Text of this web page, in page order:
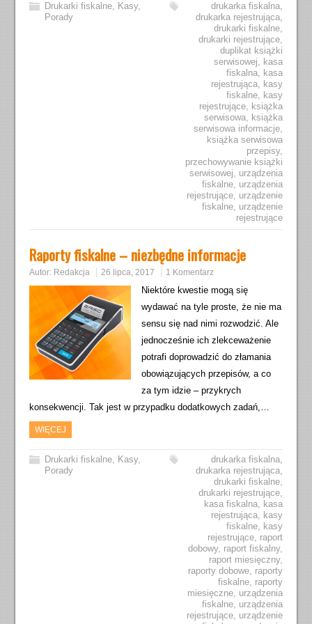
Drukarki fiskalne, Kasy,
Porady
drukarka fiskalna,
drukarka rejestrująca,
drukarki fiskalne,
drukarki rejestrujące,
duplikat książki
serwisowej, kasa
fiskalna, kasa
rejestrująca, kasy
fiskalne, kasy
rejestrujące, książka
serwisowa, książka
serwisowa informacje,
książka serwisowa
przepisy,
przechowywanie książki
serwisowej, urządzenia
fiskalne, urządzenia
rejestrujące, urządzenie
fiskalne, urządzenie
rejestrujące
Raporty fiskalne – niezbędne informacje
Autor: Redakcja 26 lipca, 2017 1 Komentarz
Niektóre kwestie mogą się
wydawać na tyle proste, że nie ma
sensu się nad nimi rozwodzić. Ale
jednocześnie ich zlekceważenie
potrafi doprowadzić do złamania
obowiązujących przepisów, a co
za tym idzie – przykrych
konsekwencji. Tak jest w przypadku dodatkowych zadań,…
WIĘCEJ
Drukarki fiskalne, Kasy,
Porady
drukarka fiskalna,
drukarka rejestrująca,
drukarki fiskalne,
drukarki rejestrujące,
kasa fiskalna, kasa
rejestrująca, kasy
fiskalne, kasy
rejestrujące, raport
dobowy, raport fiskalny,
raport miesięczny,
raporty dobowe, raporty
fiskalne, raporty
miesięczne, urządzenia
fiskalne, urządzenia
rejestrujące, urządzenie